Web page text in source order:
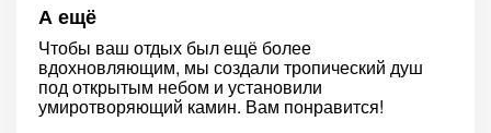
А ещё
Чтобы ваш отдых был ещё более
вдохновляющим, мы создали тропический душ
под открытым небом и установили
умиротворяющий камин. Вам понравится!